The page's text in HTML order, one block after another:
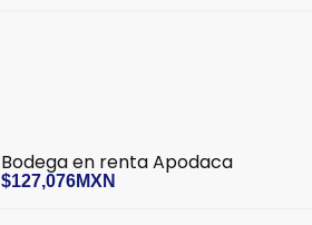
Bodega en renta Apodaca
$127,076MXN